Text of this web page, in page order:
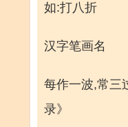
如:打八折
汉字笔画名
每作一波,常
录》